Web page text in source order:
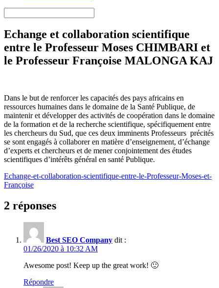
Echange et collaboration scientifique
entre le Professeur Moses CHIMBARI et
le Professeur Françoise MALONGA KAJ
Dans le but de renforcer les capacités des pays africains en
ressources humaines dans le domaine de la Santé Publique, de
maintenir et développer des activités de coopération dans le domaine
de la formation et de la recherche scientifique, spécifiquement entre
les chercheurs du Sud, que ces deux imminents Professeurs précités
se sont engagés à collaborer en matière d’enseignement, d’échange
d’experts et chercheurs et de mener conjointement des études
scientifiques d’intérêts général en santé Publique.
Echange-et-collaboration-scientifique-entre-le-Professeur-Moses-et-
Françoise
2 réponses
Best SEO Company dit :
01/26/2020 à 10:32 AM
Awesome post! Keep up the great work! 🙂
Répondre